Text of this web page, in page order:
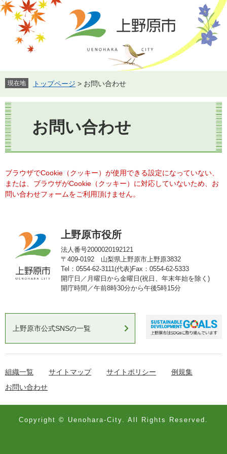
ペ
ー
す。
メ
ニ
し
て
本
文
へ
現在地 トップページ > お問い合わせ
本
文
お問い合わせ
ブラウザでCookie（クッキー）が使用できる設定になっていない、
または、ブラウザがCookie（クッキー）に対応していないため、お
問い合わせフォームをご利用頂けません。
上野原市役所
法人番号2000020192121
〒409-0192 山梨県上野原市上野原3832
Tel：0554-62-3111(代表)Fax：0554-62-5333
開庁日／月曜日から金曜日(祝日、年末年始を除く)
開庁時間／午前8時30分から午後5時15分
上野原市公式SNSの一覧
組織一覧 サイトマップ サイトポリシー
例規集
お問い合わせ
Copyright © Uenohara-City. All Rights Reserved.